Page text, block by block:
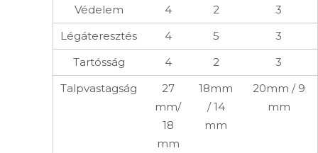
Védelem
4 2
3
Légáteresztés
4 5
3
Tartósság
4 2
3
Talpvastagság
27
mm/
18
mm
18mm
/ 14
mm
20mm / 9
mm